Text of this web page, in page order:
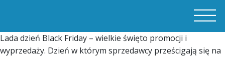
Lada dzień Black Friday – wielkie święto promocji i
wyprzedaży. Dzień w którym sprzedawcy prześcigają się na